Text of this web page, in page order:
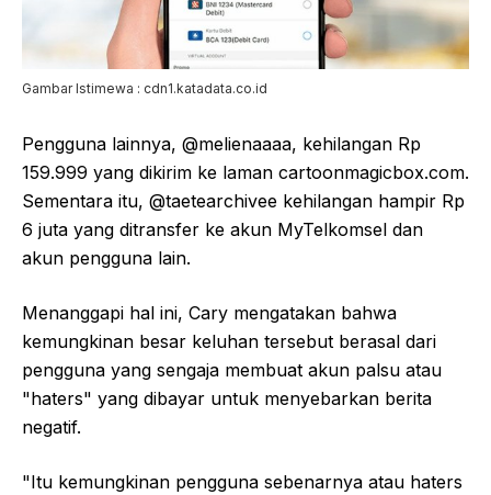
Gambar Istimewa : cdn1.katadata.co.id
Pengguna lainnya, @melienaaaa, kehilangan Rp
159.999 yang dikirim ke laman cartoonmagicbox.com.
Sementara itu, @taetearchivee kehilangan hampir Rp
6 juta yang ditransfer ke akun MyTelkomsel dan
akun pengguna lain.
Menanggapi hal ini, Cary mengatakan bahwa
kemungkinan besar keluhan tersebut berasal dari
pengguna yang sengaja membuat akun palsu atau
"haters" yang dibayar untuk menyebarkan berita
negatif.
"Itu kemungkinan pengguna sebenarnya atau haters